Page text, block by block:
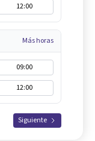
12:00
Más horas
09:00
12:00
Siguiente